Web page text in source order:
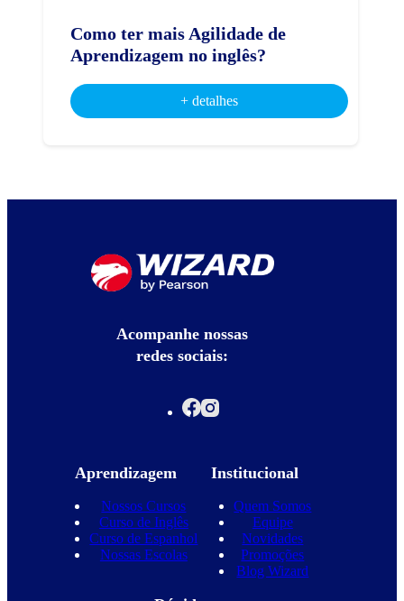
Como ter mais Agilidade de
Aprendizagem no inglês?
+ detalhes
Acompanhe nossas
redes sociais:
Aprendizagem
Nossos Cursos
Curso de Inglês
Curso de Espanhol
Nossas Escolas
Institucional
Quem Somos
Equipe
Novidades
Promoções
Blog Wizard